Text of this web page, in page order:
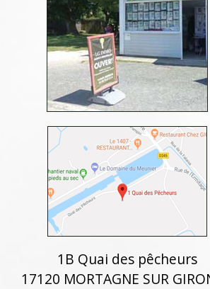
1B Quai des pêcheurs
17120 MORTAGNE SUR